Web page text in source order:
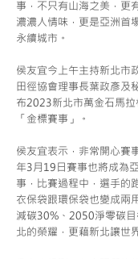
事，不只有山海之美，更
濃濃人情味，更是亞洲首
永續城市。
侯友宜今上午主持新北市
田徑協會理事長葉政彥及
布2023新北市萬金石馬
「金標賽事」。
侯友宜表示，非常開心賽
年3月19日賽事也將成為
事，比賽過程中，選手的
衣保袋跟環保袋也變成兩
減碳30%、2050淨零碳
北的榮耀，更藉新北讓世